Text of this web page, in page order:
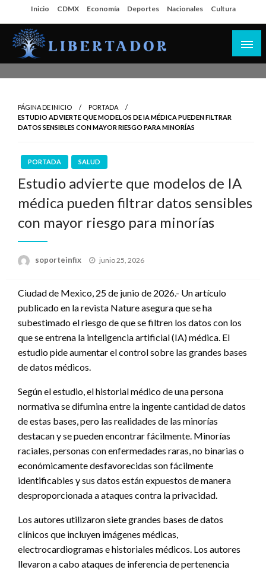
al
contenido
Inicio CDMX Economía Deportes Nacionales Cultura
PÁGINA DE INICIO
PORTADA
ESTUDIO ADVIERTE QUE MODELOS DE IA MÉDICA PUEDEN FILTRAR
DATOS SENSIBLES CON MAYOR RIESGO PARA MINORÍAS
PORTADA SALUD
Estudio advierte que modelos de IA
médica pueden filtrar datos sensibles
con mayor riesgo para minorías
soporteinfix
Publicado
junio 25, 2026
Ciudad de Mexico, 25 de junio de 2026.- Un artículo
publicado en la revista Nature asegura que se ha
subestimado el riesgo de que se filtren los datos con los
que se entrena la inteligencia artificial (IA) médica. El
estudio pide aumentar el control sobre las grandes bases
de datos médicos.
Según el estudio, el historial médico de una persona
normativa se difumina entre la ingente cantidad de datos
de estas bases, pero las realidades de las minorías
destacan y se pueden encontrar fácilmente. Minorías
raciales, personas con enfermedades raras, no binarias o
económicamente desfavorecidas son fácilmente
identificables y sus datos están expuestos de manera
desproporcionada a ataques contra la privacidad.
Los autores utilizaron siete grandes bases de datos
clínicos que incluyen imágenes médicas,
electrocardiogramas e historiales médicos. Los autores
llevaron a cabo ataques de inferencia de pertenencia